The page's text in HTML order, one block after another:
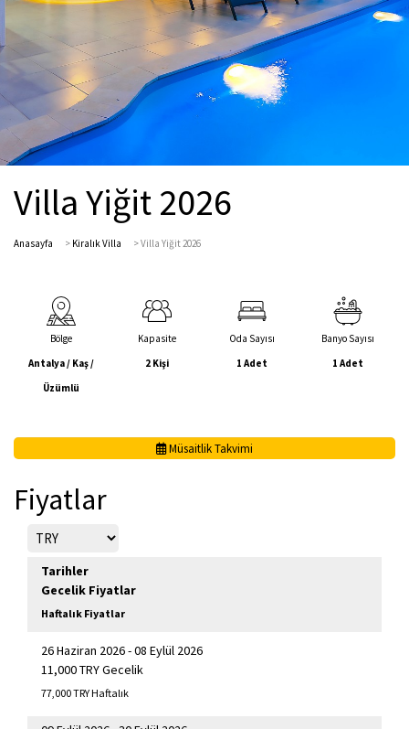
Villa Yiğit 2026
Anasayfa > Kiralık Villa >Villa Yiğit 2026
Bölge
Antalya / Kaş /
Üzümlü
Kapasite
2 Kişi
Oda Sayısı
1 Adet
Banyo Sayısı
1 Adet
Müsaitlik Takvimi
Fiyatlar
Tarihler
Gecelik Fiyatlar
Haftalık Fiyatlar
26 Haziran 2026 - 08 Eylül 2026
11,000 TRY Gecelik
77,000 TRY Haftalık